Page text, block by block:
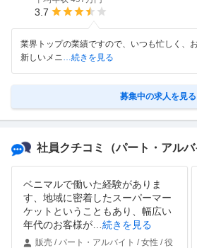
3.7
業界トップの業績ですので、いつも忙しく、
新しいメニ
…続きを見る
募集中の求人を見る
社員クチコミ （パート・アルバ
ベニマルで働いた経験がありま
す、地域に密着したスーパーマー
ケットということもあり、幅広い
年代のお客様が
続きを見る
販売 / パート・アルバイト / 女性 / 役